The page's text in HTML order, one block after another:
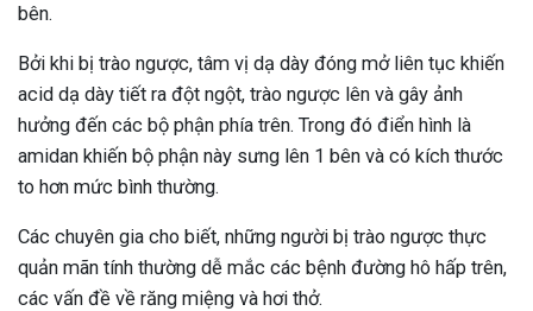
bên.
Bởi khi bị trào ngược, tâm vị dạ dày đóng mở liên tục khiến
acid dạ dày tiết ra đột ngột, trào ngược lên và gây ảnh
hưởng đến các bộ phận phía trên. Trong đó điển hình là
amidan khiến bộ phận này sưng lên 1 bên và có kích thước
to hơn mức bình thường.
Các chuyên gia cho biết, những người bị trào ngược thực
quản mãn tính thường dễ mắc các bệnh đường hô hấp trên,
các vấn đề về răng miệng và hơi thở.